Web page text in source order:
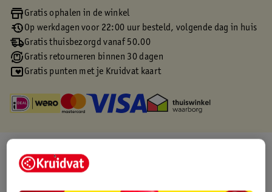
Gratis ophalen in de winkel
Op werkdagen voor 22:00 uur besteld, volgende dag in huis
Gratis thuisbezorgd vanaf 50.00
Gratis retourneren binnen 30 dagen
Gratis punten met je Kruidvat kaart
Over dit product